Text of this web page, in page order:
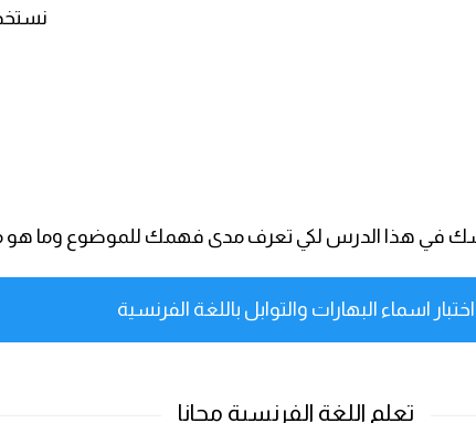
نفسك في هذا الدرس لكي تعرف مدى فهمك للموضوع وما
اختبار اسماء البهارات والتوابل باللغة الفرنسية